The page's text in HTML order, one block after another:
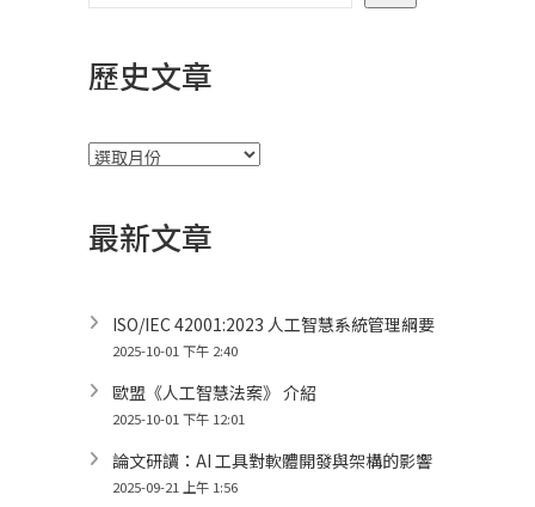
歷史文章
彙
最新文章
ISO/IEC 42001:2023 人工智慧系統管理綱要
2025-10-01 下午 2:40
歐盟《人工智慧法案》 介紹
2025-10-01 下午 12:01
論文研讀：AI 工具對軟體開發與架構的影響
2025-09-21 上午 1:56